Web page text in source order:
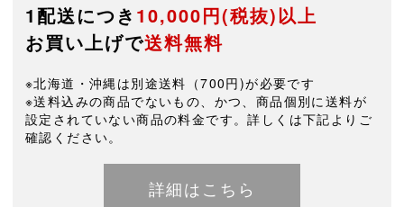
1配送につき 10,000円(税抜)以上
お買い上げで送料無料
※北海道・沖縄は別途送料（700円)が必要です
※送料込みの商品でないもの、かつ、商品個別に送料が
設定されていない商品の料金です。詳しくは下記よりご
確認ください。
詳細はこちら